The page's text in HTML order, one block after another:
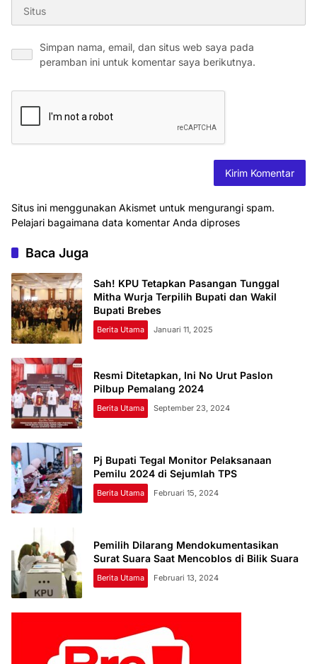
Simpan nama, email, dan situs web saya pada
peramban ini untuk komentar saya berikutnya.
Situs ini menggunakan Akismet untuk mengurangi spam.
Pelajari bagaimana data komentar Anda diproses
Baca Juga
Sah! KPU Tetapkan Pasangan Tunggal
Mitha Wurja Terpilih Bupati dan Wakil
Bupati Brebes
Berita Utama Januari 11, 2025
Resmi Ditetapkan, Ini No Urut Paslon
Pilbup Pemalang 2024
Berita Utama September 23, 2024
Pj Bupati Tegal Monitor Pelaksanaan
Pemilu 2024 di Sejumlah TPS
Berita Utama Februari 15, 2024
Pemilih Dilarang Mendokumentasikan
Surat Suara Saat Mencoblos di Bilik Suara
Berita Utama Februari 13, 2024